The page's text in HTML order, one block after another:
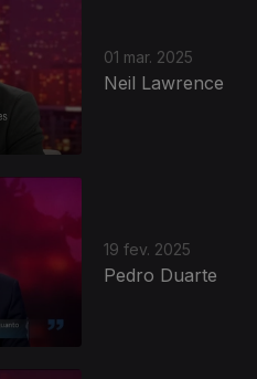
01 mar. 2025
Neil Lawrence
19 fev. 2025
Pedro Duarte